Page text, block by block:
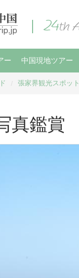
ー 中国現地ツアー
張家界観光スポット
真鑑賞